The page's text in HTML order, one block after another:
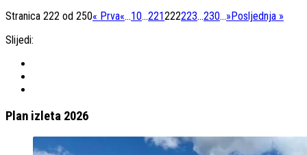
Stranica 222 od 250« Prva«...10...221222223...230...»Posljednja »
Slijedi:
Plan izleta 2026